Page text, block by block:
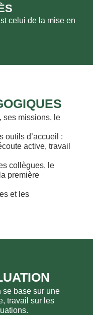
celui de la mise en
ses missions, le
outils d’accueil :
active, travail
collègues, le
première
et les
se base sur une
travail sur les